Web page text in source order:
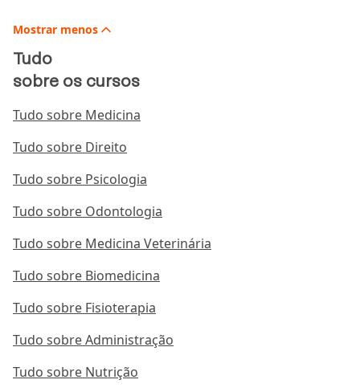
Mostrar menos
Tudo
sobre os cursos
Tudo sobre Medicina
Tudo sobre Direito
Tudo sobre Psicologia
Tudo sobre Odontologia
Tudo sobre Medicina Veterinária
Tudo sobre Biomedicina
Tudo sobre Fisioterapia
Tudo sobre Administração
Tudo sobre Nutrição